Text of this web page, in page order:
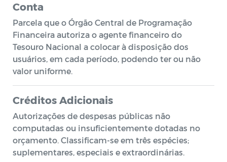
Conta
Parcela que o Órgão Central de Programação
Financeira autoriza o agente financeiro do
Tesouro Nacional a colocar à disposição dos
usuários, em cada período, podendo ter ou não
valor uniforme.
Créditos Adicionais
Autorizações de despesas públicas não
computadas ou insuficientemente dotadas no
orçamento. Classificam-se em três espécies;
suplementares, especiais e extraordinárias.